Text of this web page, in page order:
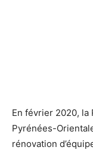
En février 2020, la
Pyrénées-
rénovation